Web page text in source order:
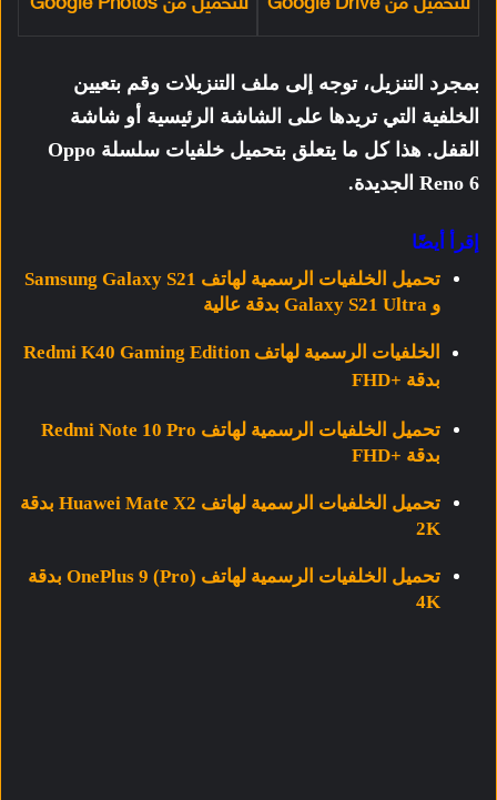
بمجرد التنزيل، توجه إلى ملف التنزيلات وقم بتعيين
الخلفية التي تريدها على الشاشة الرئيسية أو شاشة
القفل. هذا كل ما يتعلق بتحميل خلفيات سلسلة Oppo
Reno 6 الجديدة.
إقرأ أيضًا
تحميل الخلفيات الرسمية لهاتف Samsung Galaxy S21
و Galaxy S21 Ultra بدقة عالية
الخلفيات الرسمية لهاتف Redmi K40 Gaming Edition
بدقة +FHD
تحميل الخلفيات الرسمية لهاتف Redmi Note 10 Pro
بدقة +FHD
تحميل الخلفيات الرسمية لهاتف Huawei Mate X2 بدقة
2K
تحميل الخلفيات الرسمية لهاتف (OnePlus 9 (Pro بدقة
4K